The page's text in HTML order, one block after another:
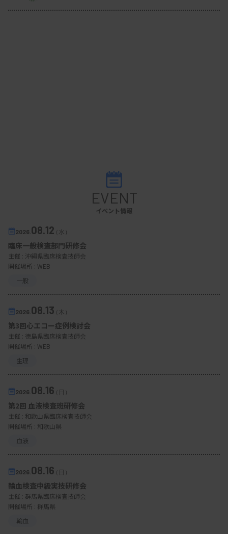
EVENT
イベント情報
2026. 08.12（水）
臨床一般検査部門研修会
主催 : 沖縄県臨床検査技師会
開催場所 : WEB
一般
2026. 08.13（木）
第3回心エコー症例検討会
主催 : 徳島県臨床検査技師会
開催場所 : WEB
生理
2026. 08.16（日）
第2回 血液検査班研修会
主催 : 和歌山県臨床検査技師会
開催場所 : 和歌山県
血液
2026. 08.16（日）
輸血検査中級実技研修会
主催 : 群馬県臨床検査技師会
開催場所 : 群馬県
輸血